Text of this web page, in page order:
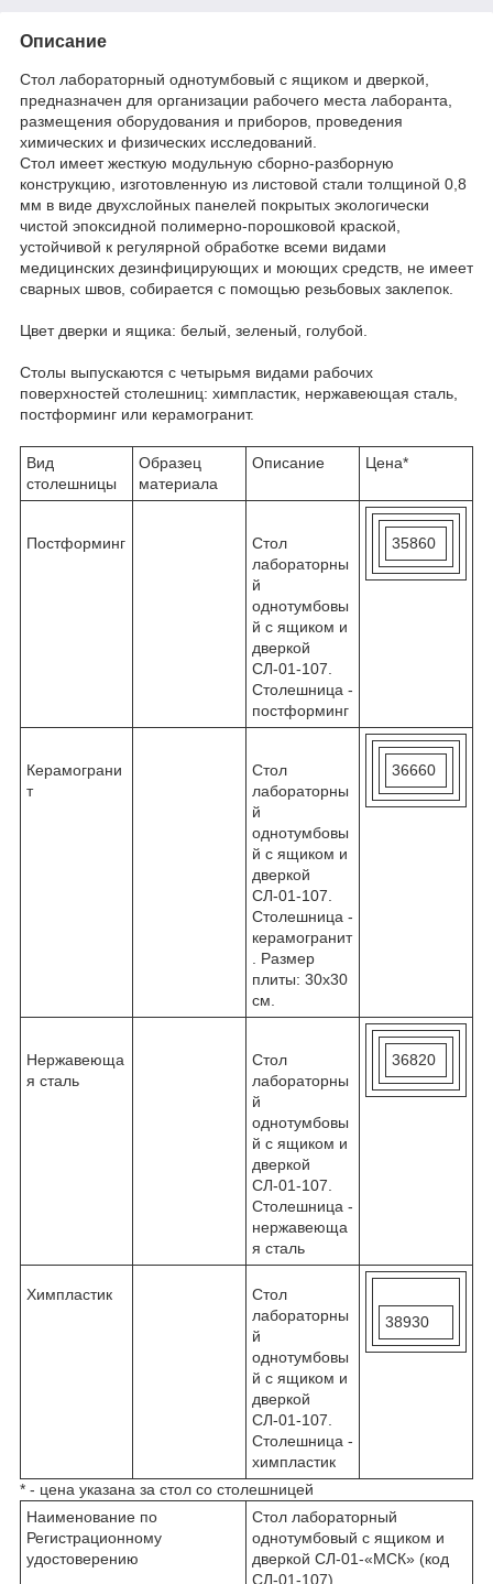
Описание
Стол лабораторный однотумбовый с ящиком и дверкой,
предназначен для организации рабочего места лаборанта,
размещения оборудования и приборов, проведения
химических и физических исследований.
Стол имеет жесткую модульную сборно-разборную
конструкцию, изготовленную из листовой стали толщиной 0,8
мм в виде двухслойных панелей покрытых экологически
чистой эпоксидной полимерно-порошковой краской,
устойчивой к регулярной обработке всеми видами
медицинских дезинфицирующих и моющих средств, не имеет
сварных швов, собирается с помощью резьбовых заклепок.
Цвет дверки и ящика: белый, зеленый, голубой.
Столы выпускаются с четырьмя видами рабочих
поверхностей столешниц: химпластик, нержавеющая сталь,
постформинг или керамогранит.
Вид
столешницы
Образец
материала
Описание Цена*
Постформинг
Стол
лабораторны
й
однотумбовы
й с ящиком и
дверкой
СЛ-01-107.
Столешница -
постформинг
35860
Керамограни
т
Стол
лабораторны
й
однотумбовы
й с ящиком и
дверкой
СЛ-01-107.
Столешница -
керамогранит
. Размер
плиты: 30х30
см.
36660
Нержавеюща
я сталь
Стол
лабораторны
й
однотумбовы
й с ящиком и
дверкой
СЛ-01-107.
Столешница -
нержавеюща
я сталь
36820
Химпластик
Стол
лабораторны
й
однотумбовы
й с ящиком и
дверкой
СЛ-01-107.
Столешница -
химпластик
38930
* - цена указана за стол со столешницей
Наименование по
Регистрационному
удостоверению
Стол лабораторный
однотумбовый с ящиком и
дверкой СЛ-01-«МСК» (код
СЛ-01-107)